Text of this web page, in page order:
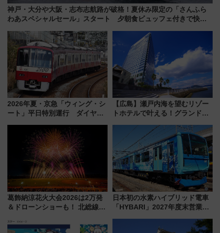
神戸・大分や大阪・志布志航路が破格！夏休み限定の「さんふら
わあスペシャルセール」スタート 夕朝食ビュッフェ付きで快適
2026年夏・京急「ウィング・シ
ート」平日特別運行 ダイヤ・
三浦海岸を堪能できるお出かけ
プランもご紹介
【広島】瀬戸内海を望むリゾー
トホテルで叶える！グランドプ
ディング＆カジュアルパーティ
ープラン
葛飾納涼花火大会2026は2万発
＆ドローンショーも！ 北総線を
車、観覧スポット情報と周辺観
日本初の水素ハイブリッド電車
「HYBARI」2027年度末営業運